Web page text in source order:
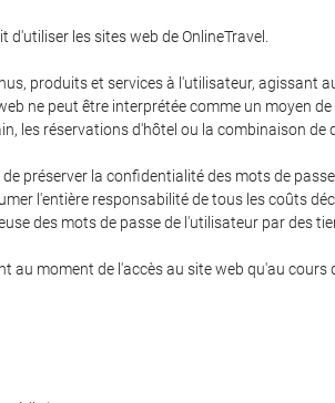
les sites web de OnlineTravel.
produits et services à l'utilisateur, agissant
ne peut être interprétée comme un moyen
les réservations d'hôtel ou la combinaison de
préserver la confidentialité des mots de
l'entière responsabilité de tous les coûts
des mots de passe de l'utilisateur par des
moment de l'accès au site web qu'au